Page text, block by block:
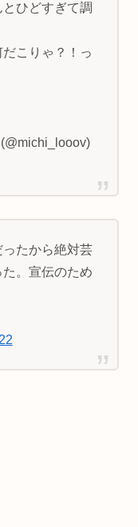
ひどすぎて調
こりゃ？！っ
ったから絶対芸
。宣伝のため